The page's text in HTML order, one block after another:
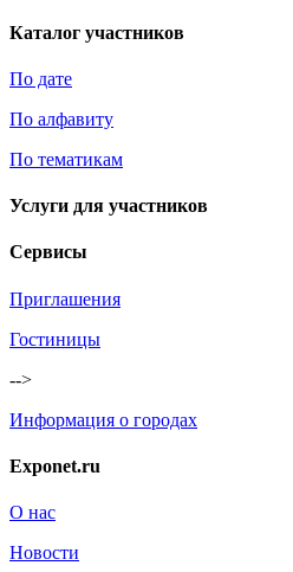
Каталог участников
По дате
По алфавиту
По тематикам
Услуги для участников
Сервисы
Приглашения
Гостиницы
-->
Информация о городах
Exponet.ru
О нас
Новости